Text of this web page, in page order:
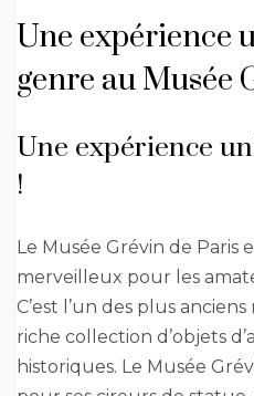
Une expérience
genre au Musée
Une expérience
!
Le Musée Grévin de Paris
merveilleux pour les
C’est l’un des plus
riche collection d’objets
historiques. Le Musée